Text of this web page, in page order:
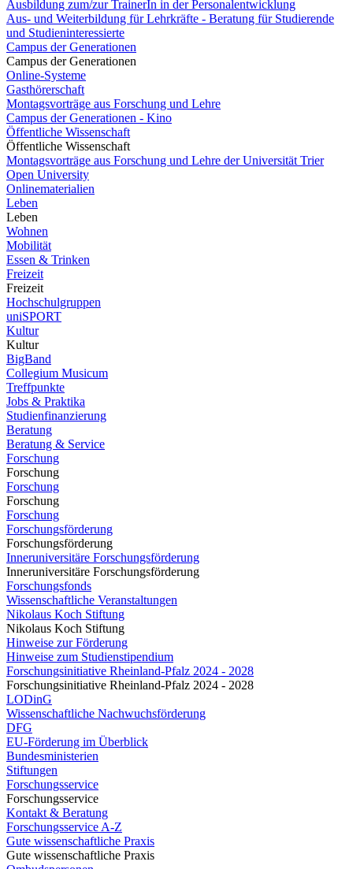
Ausbildung zum/zur TrainerIn in der Personalentwicklung
Aus- und Weiterbildung für Lehrkräfte - Beratung für Studierende
und Studieninteressierte
Campus der Generationen
Campus der Generationen
Online-Systeme
Gasthörerschaft
Montagsvorträge aus Forschung und Lehre
Campus der Generationen - Kino
Öffentliche Wissenschaft
Öffentliche Wissenschaft
Montagsvorträge aus Forschung und Lehre der Universität Trier
Open University
Onlinematerialien
Leben
Leben
Wohnen
Mobilität
Essen & Trinken
Freizeit
Freizeit
Hochschulgruppen
uniSPORT
Kultur
Kultur
BigBand
Collegium Musicum
Treffpunkte
Jobs & Praktika
Studienfinanzierung
Beratung
Beratung & Service
Forschung
Forschung
Forschung
Forschung
Forschung
Forschungsförderung
Forschungsförderung
Inneruniversitäre Forschungsförderung
Inneruniversitäre Forschungsförderung
Forschungsfonds
Wissenschaftliche Veranstaltungen
Nikolaus Koch Stiftung
Nikolaus Koch Stiftung
Hinweise zur Förderung
Hinweise zum Studienstipendium
Forschungsinitiative Rheinland-Pfalz 2024 - 2028
Forschungsinitiative Rheinland-Pfalz 2024 - 2028
LODinG
Wissenschaftliche Nachwuchsförderung
DFG
EU-Förderung im Überblick
Bundesministerien
Stiftungen
Forschungsservice
Forschungsservice
Kontakt & Beratung
Forschungsservice A-Z
Gute wissenschaftliche Praxis
Gute wissenschaftliche Praxis